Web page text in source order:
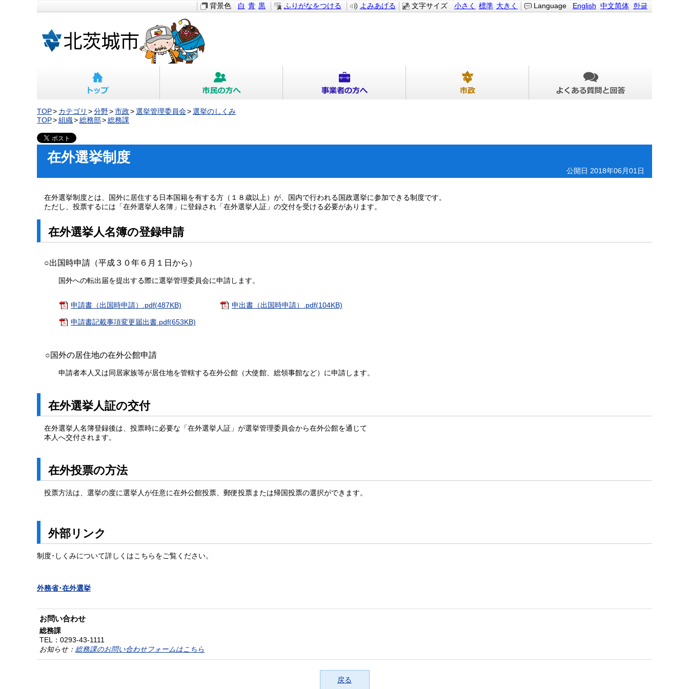
Language English 中文简体 한글
文字サイズ 小さく 標準 大きく
背景色 白 青 黒 ふりがなをつける よみあげる
TOP カテゴリ 分野 市政 選挙管理委員会
選挙のしくみ
TOP
組織 総務部 総務課
在外選挙制度
公開日 2018年06月01日
在外選挙制度とは、国外に居住する日本国籍を有する方（１８歳以上）が、国内で行われる国政選挙に参加できる制度です。
ただし、投票するには「在外選挙人名簿」に登録され「在外選挙人証」の交付を受ける必要があります。
在外選挙人名簿の登録申請
○出国時申請（平成３０年６月１日から）
国外への転出届を提出する際に選挙管理委員会に申請します。
申請書（出国時申請）.pdf(487KB) 申出書（出国時申請）.pdf(104KB)
申請書記載事項変更届出書.pdf(653KB)
○国外の居住地の在外公館申請
申請者本人又は同居家族等が居住地を管轄する在外公館（大使館、総領事館など）に申請します。
在外選挙人証の交付
在外選挙人名簿登録後は、投票時に必要な「在外選挙人証」が選挙管理委員会から在外公館を通じて
本人へ交付されます。
在外投票の方法
投票方法は、選挙の度に選挙人が任意に在外公館投票、郵便投票または帰国投票の選択ができます。
外部リンク
制度･しくみについて詳しくはこちらをご覧ください。
外務省･在外選挙
お問い合わせ
総務課
TEL： 0293-43-1111
お知らせ： 総務課のお問い合わせフォームはこちら
戻る